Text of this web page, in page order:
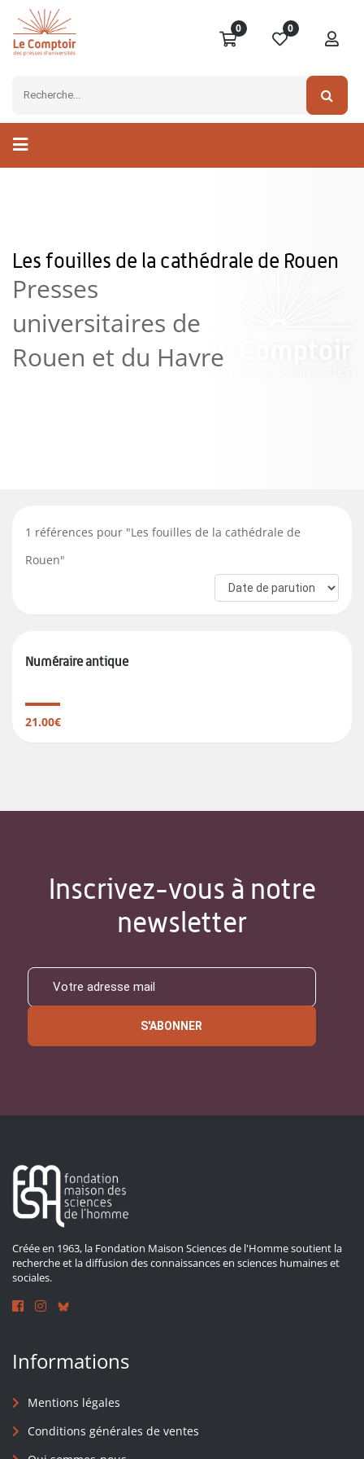
0 0
Les fouilles de la cathédrale de Rouen
Presses
universitaires de
Rouen et du Havre
1 références pour "Les fouilles de la cathédrale de
Rouen"
Numéraire antique
21.00€
Inscrivez-vous à notre
newsletter
S'ABONNER
Créée en 1963, la Fondation Maison Sciences de l'Homme soutient la
recherche et la diffusion des connaissances en sciences humaines et
sociales.
Informations
Mentions légales
Conditions générales de ventes